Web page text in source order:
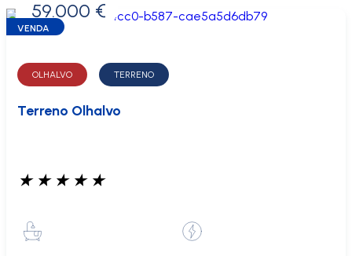
0 €
59.000 €
VENDA
OLHALVO TERRENO
Terreno Olhalvo
★ ★ ★ ★ ★